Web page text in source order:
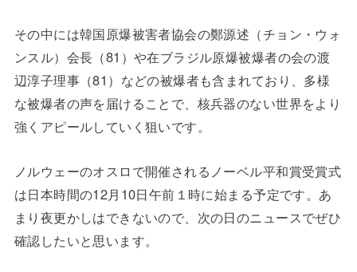
その中には韓国原爆被害者協会の鄭源述（チョン・ウォ
ンスル）会長（81）や在ブラジル原爆被爆者の会の渡
辺淳子理事（81）などの被爆者も含まれており、多様
な被爆者の声を届けることで、核兵器のない世界をより
強くアピールしていく狙いです。
ノルウェーのオスロで開催されるノーベル平和賞受賞式
は日本時間の12月10日午前１時に始まる予定です。あ
まり夜更かしはできないので、次の日のニュースでぜひ
確認したいと思います。